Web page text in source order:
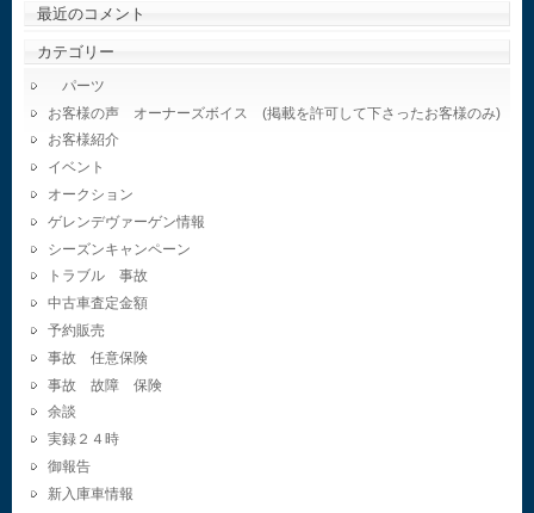
最近のコメント
カテゴリー
パーツ
お客様の声 オーナーズボイス (掲載を許可して下さったお客様のみ)
お客様紹介
イベント
オークション
ゲレンデヴァーゲン情報
シーズンキャンペーン
トラブル 事故
中古車査定金額
予約販売
事故 任意保険
事故 故障 保険
余談
実録２４時
御報告
新入庫車情報